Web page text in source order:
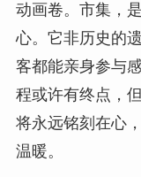
动画卷。市集，
心。它非历史的
客都能亲身参与
程或许有终点，
将永远铭刻在心
温暖。